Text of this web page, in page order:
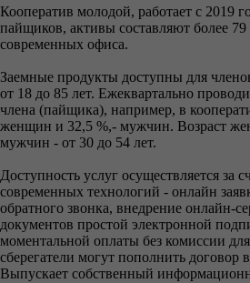
Кооператив молодой, работает с 2019
пайщиков, активы составляют более
современных офиса.
Заемные продукты доступны для
от 18 до 85 лет. Ежеквартально
члена (пайщика), например, в
женщин и 32,5 %,- мужчин. Возраст
мужчин - от 30 до 54 лет.
Доступность услуг осуществляется за
современных технологий - онлайн
обратного звонка, внедрение онлайн-
документов простой электронной
моментальной оплаты без комиссии
сберегатели могут пополнить договор
Выпускает собственный